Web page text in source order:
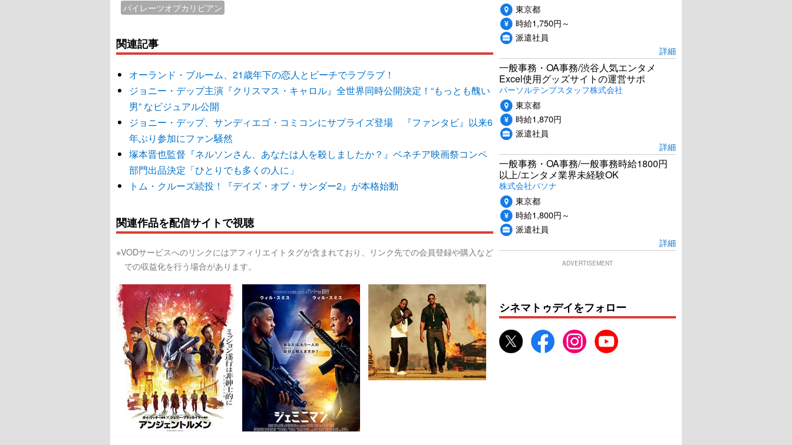
パイレーツオブカリビアン
関連記事
オーランド・ブルーム、21歳年下の恋人とビーチでラブラブ！
ジョニー・デップ主演『クリスマス・キャロル』全世界同時公開決定！“もっとも醜い
男” なビジュアル公開
ジョニー・デップ、サンディエゴ・コミコンにサプライズ登場 『ファンタビ』以来6
年ぶり参加にファン騒然
塚本晋也監督『ネルソンさん、あなたは人を殺しましたか？』ベネチア映画祭コンペ
部門出品決定「ひとりでも多くの人に」
トム・クルーズ続投！『デイズ・オブ・サンダー2』が本格始動
関連作品を配信サイトで視聴
※VODサービスへのリンクにはアフィリエイトタグが含まれており、リンク先での会員登録や購入など
での収益化を行う場合があります。
東京都
時給1,750円～
派遣社員
詳細
一般事務・OA事務/渋谷人気エンタメ
Excel使用グッズサイトの運営サポ
パーソルテンプスタッフ株式会社
東京都
時給1,870円
派遣社員
詳細
一般事務・OA事務/一般事務時給1800円
以上/エンタメ業界未経験OK
株式会社パソナ
東京都
時給1,800円～
派遣社員
詳細
ADVERTISEMENT
シネマトゥデイをフォロー